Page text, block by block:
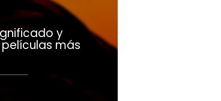
y
más